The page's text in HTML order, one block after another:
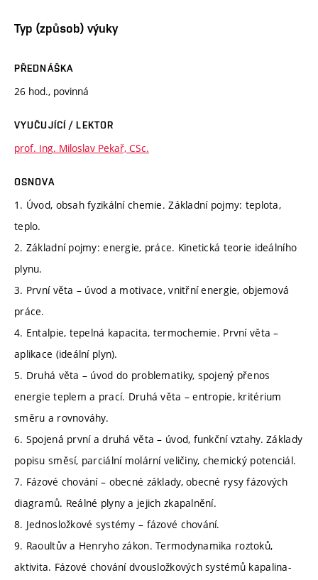
Typ (způsob) výuky
PŘEDNÁŠKA
26 hod., povinná
VYUČUJÍCÍ / LEKTOR
prof. Ing. Miloslav Pekař, CSc.
OSNOVA
1. Úvod, obsah fyzikální chemie. Základní pojmy: teplota,
teplo.
2. Základní pojmy: energie, práce. Kinetická teorie ideálního
plynu.
3. První věta – úvod a motivace, vnitřní energie, objemová
práce.
4. Entalpie, tepelná kapacita, termochemie. První věta –
aplikace (ideální plyn).
5. Druhá věta – úvod do problematiky, spojený přenos
energie teplem a prací. Druhá věta – entropie, kritérium
směru a rovnováhy.
6. Spojená první a druhá věta – úvod, funkční vztahy. Základy
popisu směsí, parciální molární veličiny, chemický potenciál.
7. Fázové chování – obecné základy, obecné rysy fázových
diagramů. Reálné plyny a jejich zkapalnění.
8. Jednosložkové systémy – fázové chování.
9. Raoultův a Henryho zákon. Termodynamika roztoků,
aktivita. Fázové chování dvousložkových systémů kapalina-